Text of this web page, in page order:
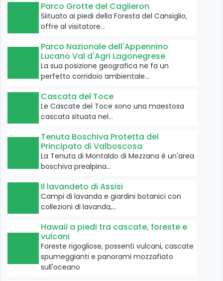
Parco Grotte del Caglieron
Siituato ai piedi della Foresta del Cansiglio,
offre al visitatore…
Parco Nazionale dell'Appennino
Lucano Val d'Agri Lagonegrese
La sua posizione geografica ne fa un
perfetto corridoio ambientale…
Cascata del Toce
Le Cascate del Toce sono una maestosa
cascata situata nel…
Tenuta Boschiva Protetta del
Principato di Valboscosa
La Tenuta di Montaldo di Mezzana è un'area
boschiva prealpina…
Il lavandeto di Assisi
Campi di lavanda e giardini botanici con
collezioni di lavanda,…
Hawaii a piedi tra cascate, foreste e
vulcani
Foreste rigogliose, possenti vulcani, cascate
spumeggianti e panorami mozzafiato
sull'oceano